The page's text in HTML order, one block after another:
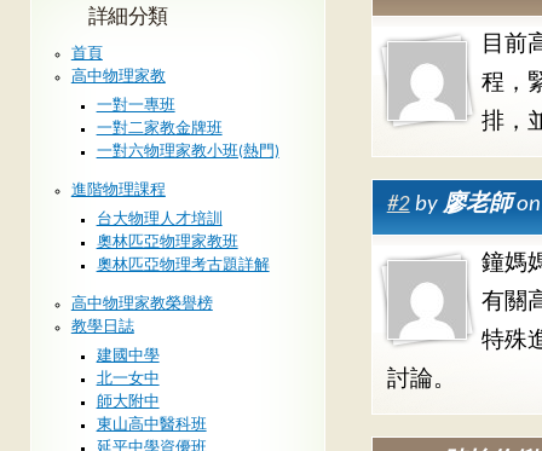
目前
程，
排，
#2by 廖老師on
鐘媽
有關
特殊
討論。
詳細分類
首頁
高中物理家教
一對一專班
一對二家教金牌班
一對六物理家教小班(熱門)
進階物理課程
台大物理人才培訓
奧林匹亞物理家教班
奧林匹亞物理考古題詳解
高中物理家教榮譽榜
教學日誌
建國中學
北一女中
師大附中
東山高中醫科班